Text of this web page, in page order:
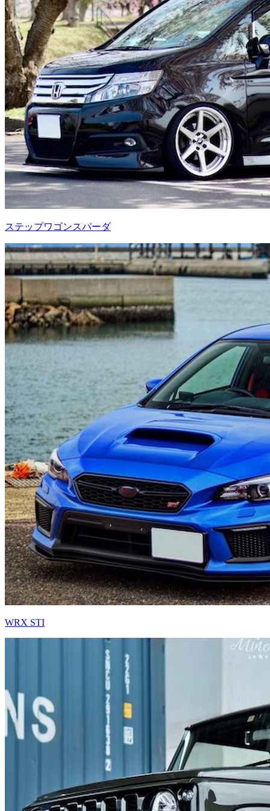
ステップワゴンスパーダ
WRX STI